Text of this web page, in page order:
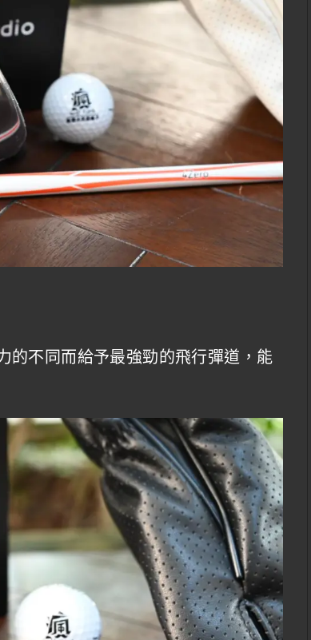
的不同而給予最強勁的飛行彈道，能